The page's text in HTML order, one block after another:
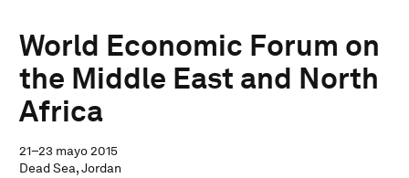
World Economic Forum on
the Middle East and North
Africa
21–23 mayo 2015
Dead Sea, Jordan